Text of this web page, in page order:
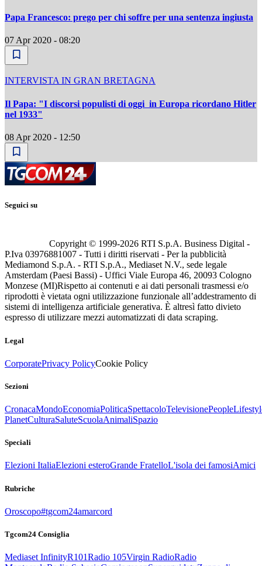
Papa Francesco: prego per chi soffre per una sentenza ingiusta
07 Apr 2020 - 08:20
INTERVISTA IN GRAN BRETAGNA
Il Papa: "I discorsi populisti di oggi in Europa ricordano Hitler
nel 1933"
08 Apr 2020 - 12:50
Seguici su
Copyright © 1999-2026 RTI S.p.A. Business Digital -
P.Iva 03976881007 - Tutti i diritti riservati - Per la pubblicità
Mediamond S.p.A. - RTI S.p.A., Mediaset N.V., sede legale
Amsterdam (Paesi Bassi) - Uffici Viale Europa 46, 20093 Cologno
Monzese (MI)Rispetto ai contenuti e ai dati personali trasmessi e/o
riprodotti è vietata ogni utilizzazione funzionale all’addestramento di
sistemi di intelligenza artificiale generativa. È altresì fatto divieto
espresso di utilizzare mezzi automatizzati di data scraping.
Legal
CorporatePrivacy PolicyCookie Policy
Sezioni
CronacaMondoEconomiaPoliticaSpettacoloTelevisionePeople
PlanetCulturaSaluteScuolaAnimaliSpazio
Speciali
Elezioni ItaliaElezioni esteroGrande FratelloL'isola dei famosiAmici
Rubriche
Oroscopo#tgcom24amarcord
Tgcom24 Consiglia
Mediaset InfinityR101Radio 105Virgin RadioRadio